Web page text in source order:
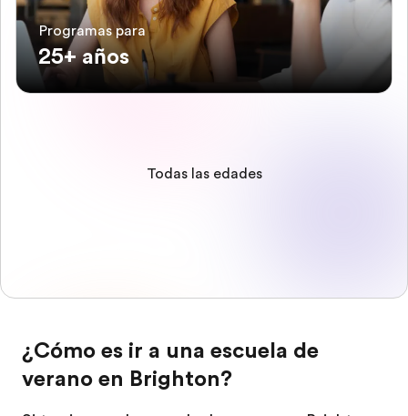
Programas para
25+ años
Todas las edades
¿Cómo es ir a una escuela de
verano en Brighton?